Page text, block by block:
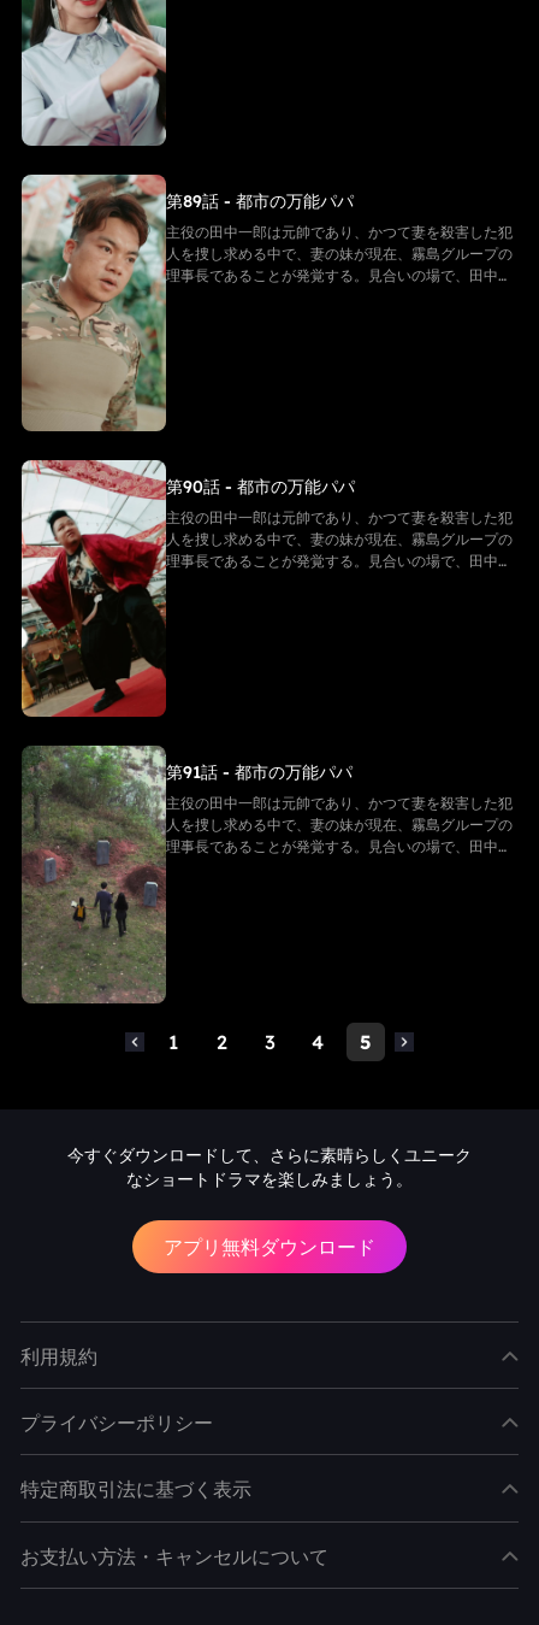
て国を守る。 この物語は、愛と闘いに満ちた壮大なド
ラマである。
郎は霧島グループの理事長である山田雪子に出会う。
山田雪子は田中一郎を自分の見合い相手だと勘違いす
るが、実は全くの勘違いであることが判明する。子供
は父親が新しい母親を見つけてくれるかどうかに期待
が田中一郎の亡き妻の妹であるため、田中一郎は彼女
を密かに守り続けている。その間、二人は霧島グルー
そして、長年にわたる秘密がついに明らかになる。田
中一郎が実はかつての伝説的な元帥であったことが判
明するのだ。真実を知った人々は驚きと敬意を抱き、
彼の勇敢さと地位を理解する。元帥として、田中一郎
は黙々と奮闘し続け、多くの謎を解き明かしていく。
最後に、田中一郎は自らの身分を公表し、部下を率い
て国を守る。 この物語は、愛と闘いに満ちた壮大なド
第89話 - 都市の万能パパ
主役の田中一郎は元帥であり、かつて妻を殺害した犯
人を捜し求める中で、妻の妹が現在、霧島グループの
理事長であることが発覚する。見合いの場で、田中一
郎は霧島グループの理事長である山田雪子に出会う。
山田雪子は田中一郎を自分の見合い相手だと勘違いす
を寄せ、二人は成り行きで偽の夫婦となる。 山田雪子
が田中一郎の亡き妻の妹であるため、田中一郎は彼女
を密かに守り続けている。その間、二人は霧島グルー
そして、長年にわたる秘密がついに明らかになる。田
中一郎が実はかつての伝説的な元帥であったことが判
明するのだ。真実を知った人々は驚きと敬意を抱き、
彼の勇敢さと地位を理解する。元帥として、田中一郎
は黙々と奮闘し続け、多くの謎を解き明かしていく。
最後に、田中一郎は自らの身分を公表し、部下を率い
て国を守る。 この物語は、愛と闘いに満ちた壮大なド
ラマである。
第90話 - 都市の万能パパ
主役の田中一郎は元帥であり、かつて妻を殺害した犯
人を捜し求める中で、妻の妹が現在、霧島グループの
理事長であることが発覚する。見合いの場で、田中一
郎は霧島グループの理事長である山田雪子に出会う。
山田雪子は田中一郎を自分の見合い相手だと勘違いす
るが、実は全くの勘違いであることが判明する。子供
を密かに守り続けている。その間、二人は霧島グルー
そして、長年にわたる秘密がついに明らかになる。田
中一郎が実はかつての伝説的な元帥であったことが判
明するのだ。真実を知った人々は驚きと敬意を抱き、
彼の勇敢さと地位を理解する。元帥として、田中一郎
は黙々と奮闘し続け、多くの謎を解き明かしていく。
最後に、田中一郎は自らの身分を公表し、部下を率い
て国を守る。 この物語は、愛と闘いに満ちた壮大なド
ラマである。
第91話 - 都市の万能パパ
主役の田中一郎は元帥であり、かつて妻を殺害した犯
人を捜し求める中で、妻の妹が現在、霧島グループの
理事長であることが発覚する。見合いの場で、田中一
郎は霧島グループの理事長である山田雪子に出会う。
山田雪子は田中一郎を自分の見合い相手だと勘違いす
るが、実は全くの勘違いであることが判明する。子供
は父親が新しい母親を見つけてくれるかどうかに期待
を寄せ、二人は成り行きで偽の夫婦となる。 山田雪子
が田中一郎の亡き妻の妹であるため、田中一郎は彼女
を密かに守り続けている。その間、二人は霧島グルー
プを守るため、小林グループとの闘争を繰り広げる。
そして、長年にわたる秘密がついに明らかになる。田
中一郎が実はかつての伝説的な元帥であったことが判
彼の勇敢さと地位を理解する。元帥として、田中一郎
最後に、田中一郎は自らの身分を公表し、部下を率い
て国を守る。 この物語は、愛と闘いに満ちた壮大なド
ラマである。
1 2 3 4 5
今すぐダウンロードして、さらに素晴らしくユニーク
なショートドラマを楽しみましょう。
アプリ無料ダウンロード
利用規約
プライバシーポリシー
特定商取引法に基づく表示
お支払い方法・キャンセルについて